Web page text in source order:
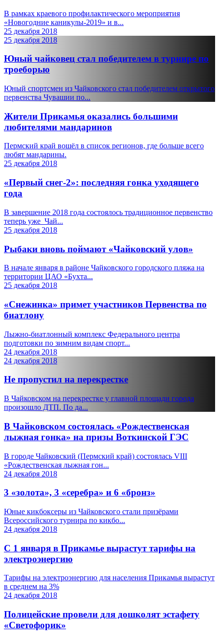
В рамках краевого профилактического мероприятия
«Новогодние каникулы-2019» и в...
25 декабря 2018
25 декабря 2018
Юный чайковец стал победителем в турнире по
троеборью
Юный спортсмен из Чайковского стал победителем открытого
первенства Чувашии по...
Жители Прикамья оказались большими
любителями мандаринов
Пермский край вошёл в список регионов, где больше всего
любят мандарины.
25 декабря 2018
«Первый снег-2»: последняя гонка уходящего
года
В завершение 2018 года состоялось традиционное первенство
теперь уже Чай...
25 декабря 2018
Рыбаки вновь поймают «Чайковский улов»
В начале января в районе Чайковского городского пляжа на
территории ЦАО «Бухта...
25 декабря 2018
«Снежинка» примет участников Первенства по
биатлону
Лыжно-биатлонный комплекс Федерального центра
подготовки по зимним видам спорт...
24 декабря 2018
24 декабря 2018
Не пропустил на перекрестке
В Чайковском на перекрестке у главной площади города
произошло ДТП. По да...
В Чайковском состоялась «Рождественская
лыжная гонка» на призы Воткинской ГЭС
В городе Чайковский (Пермский край) состоялась VIII
«Рождественская лыжная гон...
24 декабря 2018
3 «золота», 3 «серебра» и 6 «бронз»
Юные кикбоксеры из Чайковского стали призёрами
Всероссийского турнира по кикбо...
24 декабря 2018
С 1 января в Прикамье вырастут тарифы на
электроэнергию
Тарифы на электроэнергию для населения Прикамья вырастут
в среднем на 3%
24 декабря 2018
Полицейские провели для дошколят эстафету
«Светофорик»